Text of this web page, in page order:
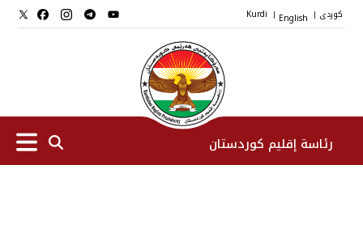
کوردی |
English
|
Kurdi
رئاسة إقليم كوردستان